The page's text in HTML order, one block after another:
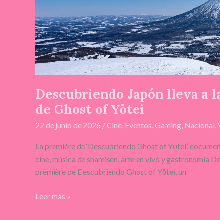
Descubriendo Japón lleva a
de Ghost of Yōtei
22 de junio de 2026 /Cine, Eventos,Gaming, Nacional,
La première de ‘Descubriendo Ghost of Yōtei’,
cine, música de shamisen, arte en vivo y gastronomía
première de Descubriendo Ghost of Yōtei, un
Leer más »